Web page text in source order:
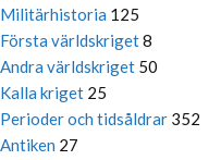
Militärhistoria 125
Första världskriget8
Andra världskriget 50
Kalla kriget 25
Perioder och tidsåldrar 352
Antiken 27